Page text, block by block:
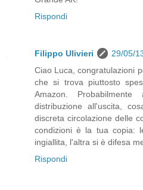
Rispondi
Filippo Ulivieri
29/05/
Ciao Luca, congratulazioni
che si trova piuttosto
Amazon.
distribuzione all'uscita,
discreta circolazione delle
condizioni è la tua copia:
ingiallita, l'altra si è difesa
Rispondi